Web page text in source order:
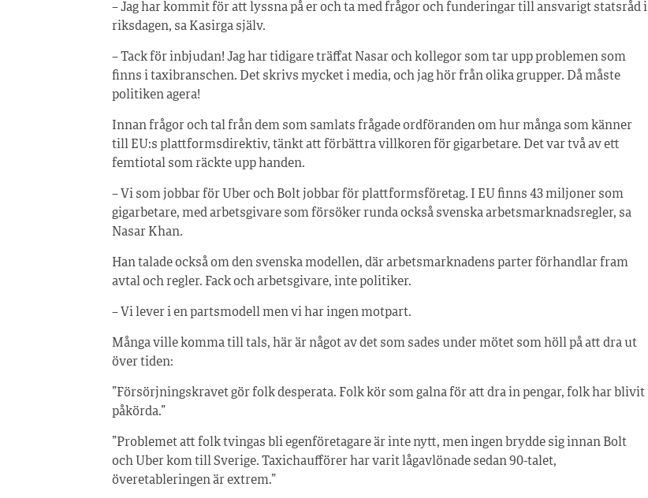
– Jag har kommit för att lyssna på er och ta med frågor och funderingar till ansvarigt statsråd i
riksdagen, sa Kasirga själv.
– Tack för inbjudan! Jag har tidigare träffat Nasar och kollegor som tar upp problemen som
finns i taxibranschen. Det skrivs mycket i media, och jag hör från olika grupper. Då måste
politiken agera!
Innan frågor och tal från dem som samlats frågade ordföranden om hur många som känner
till EU:s plattformsdirektiv, tänkt att förbättra villkoren för gigarbetare. Det var två av ett
femtiotal som räckte upp handen.
– Vi som jobbar för Uber och Bolt jobbar för plattformsföretag. I EU finns 43 miljoner som
gigarbetare, med arbetsgivare som försöker runda också svenska arbetsmarknadsregler, sa
Nasar Khan.
Han talade också om den svenska modellen, där arbetsmarknadens parter förhandlar fram
avtal och regler. Fack och arbetsgivare, inte politiker.
– Vi lever i en partsmodell men vi har ingen motpart.
Många ville komma till tals, här är något av det som sades under mötet som höll på att dra ut
över tiden:
”Försörjningskravet gör folk desperata. Folk kör som galna för att dra in pengar, folk har blivit
påkörda.”
”Problemet att folk tvingas bli egenföretagare är inte nytt, men ingen brydde sig innan Bolt
och Uber kom till Sverige. Taxichaufförer har varit lågavlönade sedan 90-talet,
överetableringen är extrem.”